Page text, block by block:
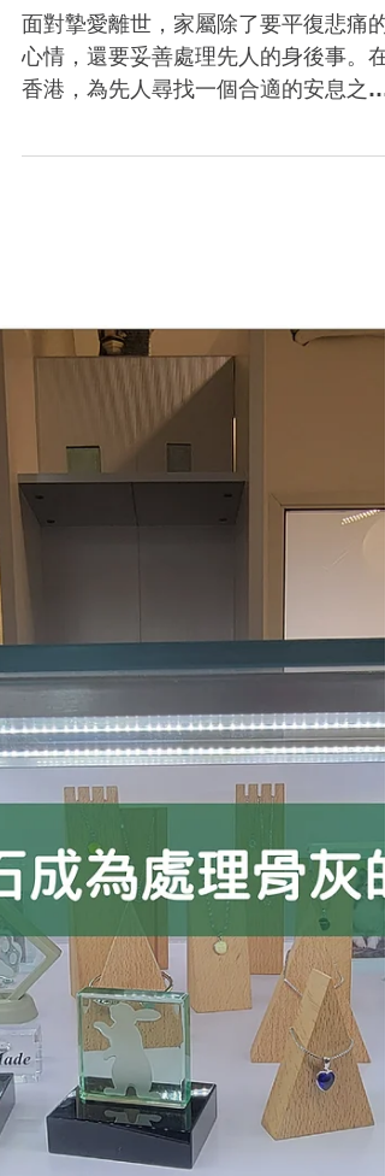
比較
面對摯愛離世，家屬除了要平復悲痛的
盡的骨灰龕位申請指南，為您客觀比較
政府、華永會與私營龕位的申請資格、
費用，並為您揭示上位後的關鍵準備。
政府及法定機構骨灰龕位（食環署 vs
永會） 公營龕位收費相宜、管理完善，
一直是大眾的首選。其中，除了食環署
的常規配售外，華人永遠墳場管理委員
會（華永會）持續推出的全新家族龕位
項目，更是近年備受家庭關注的焦點。
1. 食環署骨灰龕位 申請資格： 先人必
為香港居民，或其遺骸/骨灰目前在香
港。 配售方式： 家屬需留意食環署每
公佈的配售計劃，遞交申請後等待電腦
攪珠及編配，不可自選位置。 預算參
考： 標準龕位最初 20 年的安放期費用
約為 $2,400，大型龕位約為 $3,000。
華永會「全新家族骨灰龕位」計劃 (極
性價比之選)...